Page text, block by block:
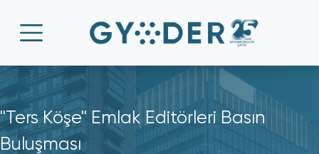
''Ters Köşe'' Emlak Editörleri Basın
Buluşması